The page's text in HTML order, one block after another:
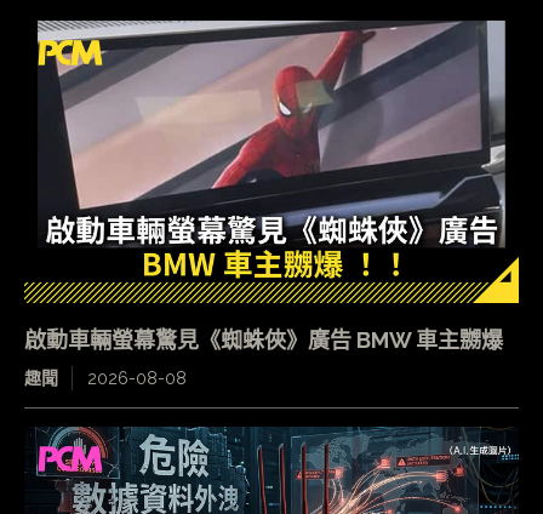
啟動車輛螢幕驚見《蜘蛛俠》廣告 BMW 車主嬲爆
趣聞 2026-08-08